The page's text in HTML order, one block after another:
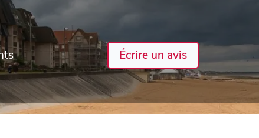
Écrire un avis